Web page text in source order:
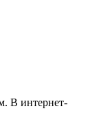
В интернет-